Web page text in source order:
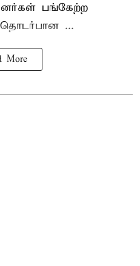
பங்கேற்ற
...
More